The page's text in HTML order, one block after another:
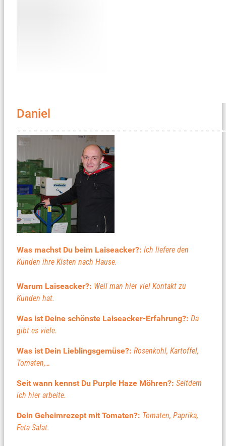
Daniel
Was machst Du beim Laiseacker?: Ich liefere den
Kunden ihre Kisten nach Hause.
Warum Laiseacker?: Weil man hier viel Kontakt zu
Kunden hat.
Was ist Deine schönste Laiseacker-Erfahrung?: Da
gibt es viele.
Was ist Dein Lieblingsgemüse?: Rosenkohl, Kartoffel,
Tomaten,…
Seit wann kennst Du Purple Haze Möhren?: Seitdem
ich hier arbeite.
Dein Geheimrezept mit Tomaten?: Tomaten, Paprika,
Feta Salat.